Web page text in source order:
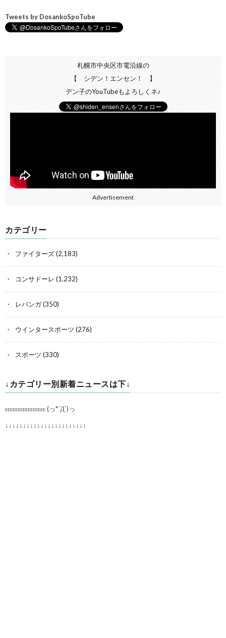
Tweets by DosankoSpoTube
札幌市中央区市電沿線の
【 シデン！エンセン！ 】
デン子のYouTubeもよろしくネ♪
Advertisement
カテゴリー
ファイターズ(2,183)
コンサドーレ (1,232)
レバンガ(350)
ウインタースポーツ (276)
スポーツ (330)
↓カテゴリー別新着ニュースは下↓
εεεεεεεεεεεεεεεε (っ*´Д`)っ
↓↓↓↓↓↓↓↓↓↓↓↓↓↓↓↓↓↓↓↓↓↓↓